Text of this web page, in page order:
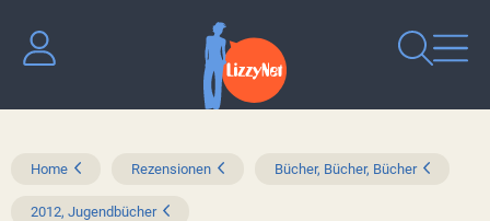
Home Rezensionen Bücher, Bücher, Bücher
2012, Jugendbücher